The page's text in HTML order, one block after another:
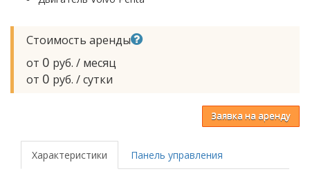
Стоимость аренды
от 0 руб. / месяц
от 0 руб. / сутки
Заявка на аренду
Характеристики Панель управления